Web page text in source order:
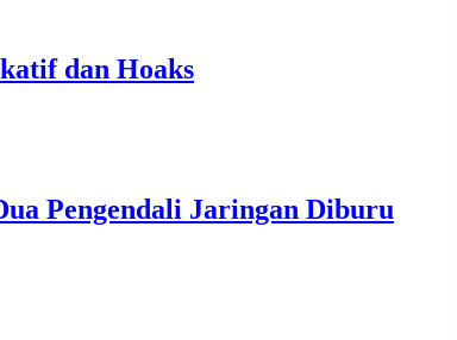
dan Hoaks
Pengendali Jaringan Diburu